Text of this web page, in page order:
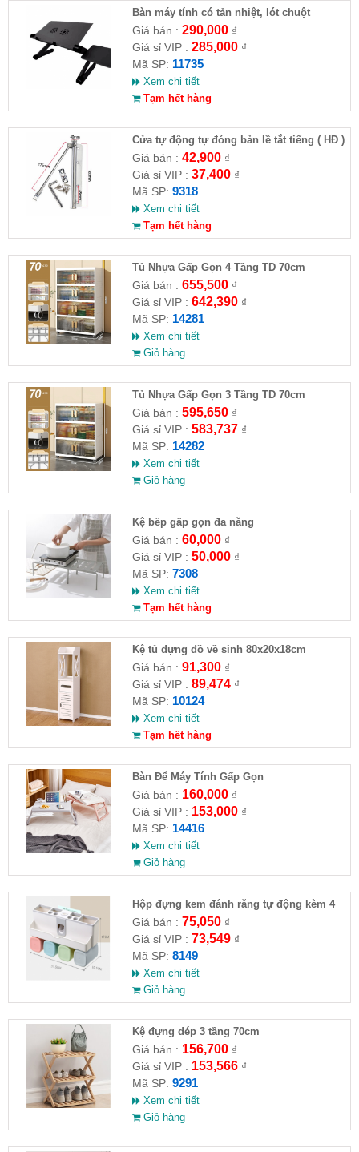
Bàn máy tính có tản nhiệt, lót chuột
Giá bán : 290,000₫
Giá sỉ VIP : 285,000₫
Mã SP: 11735
Xem chi tiết
Tạm hết hàng
Cửa tự động tự đóng bản lề tắt tiếng ( HĐ )
Giá bán : 42,900₫
Giá sỉ VIP : 37,400₫
Mã SP: 9318
Xem chi tiết
Tạm hết hàng
Tủ Nhựa Gấp Gọn 4 Tầng TD 70cm
Giá bán : 655,500₫
Giá sỉ VIP : 642,390₫
Mã SP: 14281
Xem chi tiết
Giỏ hàng
Tủ Nhựa Gấp Gọn 3 Tầng TD 70cm
Giá bán : 595,650₫
Giá sỉ VIP : 583,737₫
Mã SP: 14282
Xem chi tiết
Giỏ hàng
Kệ bếp gấp gọn đa năng
Giá bán : 60,000₫
Giá sỉ VIP : 50,000₫
Mã SP: 7308
Xem chi tiết
Tạm hết hàng
Kệ tủ đựng đồ về sinh 80x20x18cm
Giá bán : 91,300₫
Giá sỉ VIP : 89,474₫
Mã SP: 10124
Xem chi tiết
Tạm hết hàng
Bàn Để Máy Tính Gấp Gọn
Giá bán : 160,000₫
Giá sỉ VIP : 153,000₫
Mã SP: 14416
Xem chi tiết
Giỏ hàng
Hộp đựng kem đánh răng tự động kèm 4
ly
Giá bán : 75,050₫
Giá sỉ VIP : 73,549₫
Mã SP: 8149
Xem chi tiết
Giỏ hàng
Kệ đựng dép 3 tầng 70cm
Giá bán : 156,700₫
Giá sỉ VIP : 153,566₫
Mã SP: 9291
Xem chi tiết
Giỏ hàng